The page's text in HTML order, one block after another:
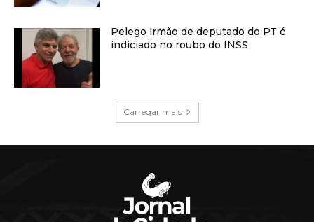
Pelego irmão de deputado do PT é
indiciado no roubo do INSS
Carregar mais